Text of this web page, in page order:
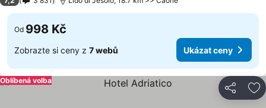
Od 998 Kč
Zobrazte si ceny z 7 webů Ukázat ceny
Sdílet
Oblíbená volba